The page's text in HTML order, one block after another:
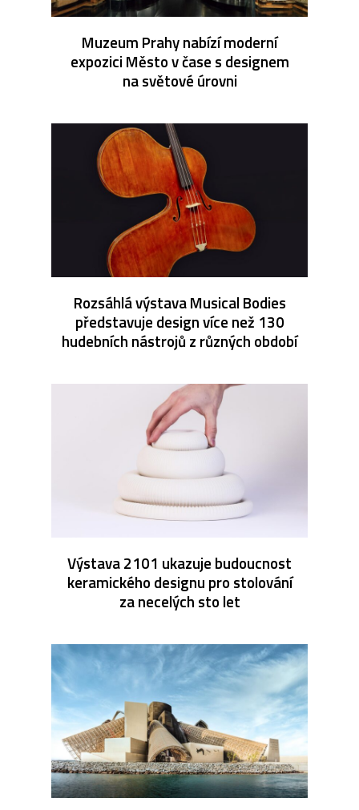
Muzeum Prahy nabízí moderní
expozici Město v čase s designem
na světové úrovni
Rozsáhlá výstava Musical Bodies
představuje design více než 130
hudebních nástrojů z různých období
Výstava 2101 ukazuje budoucnost
keramického designu pro stolování
za necelých sto let